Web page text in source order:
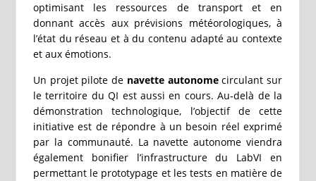
optimisant les ressources de transport et en
donnant accès aux prévisions météorologiques, à
l’état du réseau et à du contenu adapté au contexte
et aux émotions.
Un projet pilote de navette autonomecirculant sur
le territoire du QI est aussi en cours. Au‑delà de la
démonstration technologique, l’objectif de cette
initiative est de répondre à un besoin réel exprimé
par la communauté. La navette autonome viendra
également bonifier l’infrastructure du LabVI en
permettant le prototypage et les tests en matière de